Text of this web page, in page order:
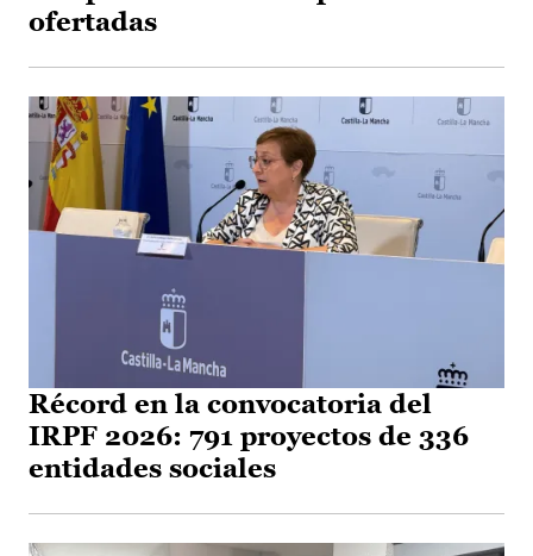
ofertadas
Récord en la convocatoria del
IRPF 2026: 791 proyectos de 336
entidades sociales